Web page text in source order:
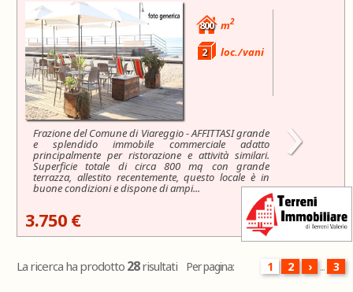
800 m2
2 loc./vani
Frazione del Comune di Viareggio - AFFITTASI grande
e splendido immobile commerciale adatto
principalmente per ristorazione e attività similari.
Superficie totale di circa 800 mq con grande
terrazza, allestito recentemente, questo locale è in
buone condizioni e dispone di ampi...
›
3.750 €
La ricerca ha prodotto 28risultati 1 2 › ... 3
Per pagina: